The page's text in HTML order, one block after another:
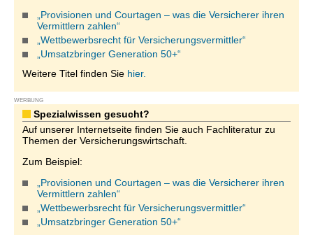
„Provisionen und Courtagen – was die Versicherer ihren
Vermittlern zahlen“
„Wettbewerbsrecht für Versicherungsvermittler“
„Umsatzbringer Generation 50+“
Weitere Titel finden Sie hier.
WERBUNG
Spezialwissen gesucht?
Auf unserer Internetseite finden Sie auch Fachliteratur zu
Themen der Versicherungswirtschaft.
Zum Beispiel:
„Provisionen und Courtagen – was die Versicherer ihren
Vermittlern zahlen“
„Wettbewerbsrecht für Versicherungsvermittler“
„Umsatzbringer Generation 50+“